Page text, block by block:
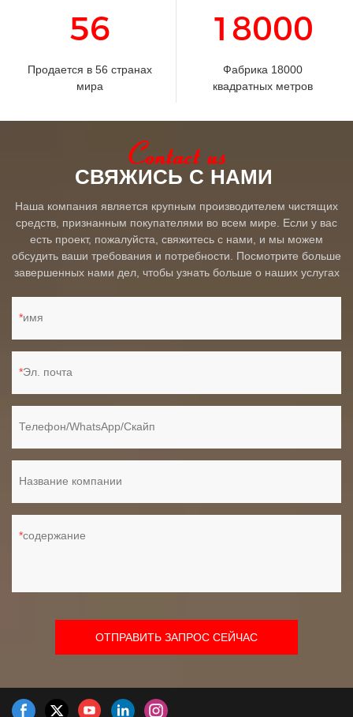
56
Продается в 56 странах
мира
18000
Фабрика 18000
квадратных метров
СВЯЖИСЬ С НАМИ
Наша компания является крупным производителем чистящих
средств, признанным покупателями во всем мире. Если у вас
есть проект, пожалуйста, свяжитесь с нами, и мы можем
обсудить ваши требования и потребности. Посмотрите больше
завершенных нами дел, чтобы узнать больше о наших услугах
имя
Эл. почта
Телефон/WhatsApp/Скайп
Название компании
содержание
ОТПРАВИТЬ ЗАПРОС СЕЙЧАС